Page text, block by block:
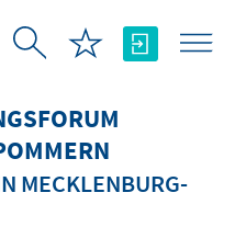
MECKLENBURG-